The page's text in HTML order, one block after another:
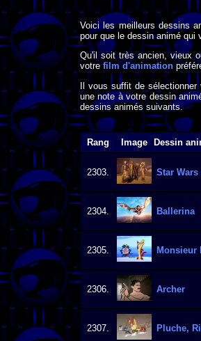
Voici les meilleurs dessins
pour que le dessin animé qui
Qu'il soit très ancien, vieux
votrefilm d'animation
Il vous suffit de
une note à votre dessin
dessins animés suivants.
Rang Image Dessin
2303. Star Wars
2304. Ballerina
2305. Monsieur
2306. Archer
2307. Pluche,